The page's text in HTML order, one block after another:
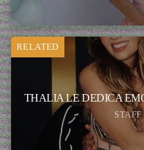
RELATED
THALIA LE DEDICA